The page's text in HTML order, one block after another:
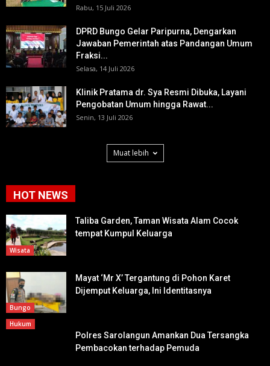
Rabu, 15 Juli 2026
DPRD Bungo Gelar Paripurna, Dengarkan
Jawaban Pemerintah atas Pandangan Umum
Fraksi...
Selasa, 14 Juli 2026
Klinik Pratama dr. Sya Resmi Dibuka, Layani
Pengobatan Umum hingga Rawat...
Senin, 13 Juli 2026
Muat lebih
HOT NEWS
Wisata
Taliba Garden, Taman Wisata Alam Cocok
tempat Kumpul Keluarga
Bungo
Mayat ‘Mr X’ Tergantung di Pohon Karet
Dijemput Keluarga, Ini Identitasnya
Hukum
Polres Sarolangun Amankan Dua Tersangka
Pembacokan terhadap Pemuda